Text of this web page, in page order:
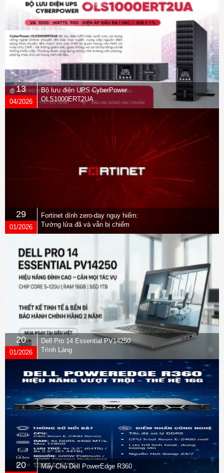
13
04/2026
Bộ lưu điện UPS CyberPower
OLS1000ERT2UA
29
01/2026
Fortinet dính zero-day nguy hiểm:
Tường lửa đã vá vẫn bị chiếm
quyền
20
01/2026
Dell Pro 14 Essential PV14250
Trình Làng
20 Máy Chủ Dell PowerEdge R360